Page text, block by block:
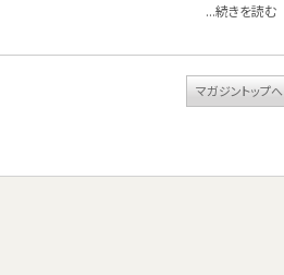
...続きを読む
マガジントップへ